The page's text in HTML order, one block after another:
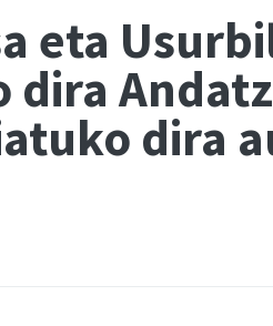
eta
dira
dira